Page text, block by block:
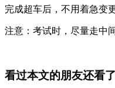
完成超车后，不用着急变
注意：考试时，尽量走中
看过本文的朋友还看